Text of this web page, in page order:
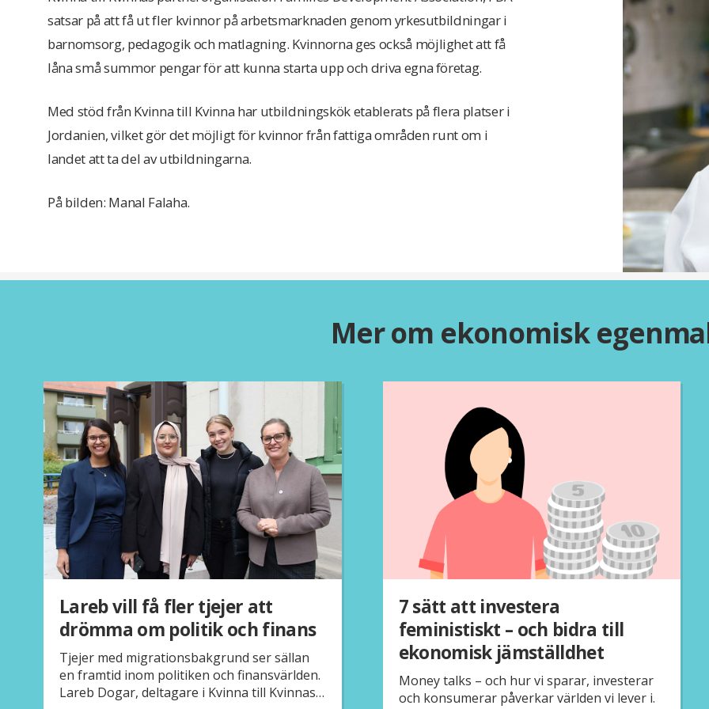
satsar på att få ut fler kvinnor på arbetsmarknaden genom yrkesutbildningar i
barnomsorg, pedagogik och matlagning. Kvinnorna ges också möjlighet att få
låna små summor pengar för att kunna starta upp och driva egna företag.
Med stöd från Kvinna till Kvinna har utbildningskök etablerats på flera platser i
Jordanien, vilket gör det möjligt för kvinnor från fattiga områden runt om i
landet att ta del av utbildningarna.
På bilden: Manal Falaha.
Mer om ekonomisk
Lareb vill få fler tjejer att
drömma om politik och finans
Tjejer med migrationsbakgrund ser sällan
en framtid inom politiken och finansvärlden.
Lareb Dogar, deltagare i Kvinna till Kvinnas
7 sätt att investera
feministiskt – och bidra till
ekonomisk jämställdhet
Money talks – och hur vi sparar, investerar
och konsumerar påverkar världen vi lever i.